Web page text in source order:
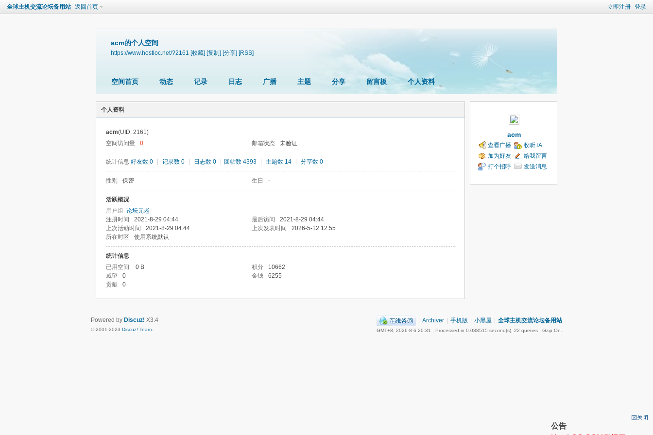
立即注册 登录
全球主机交流论坛备用站 返回首页
acm的个人空间
https://www.hostloc.net/?2161 [收藏] [复制] [分享] [RSS]
空间首页 动态 记录 日志 广播 主题 分享 留言板 个人资料
个人资料
acm(UID: 2161)
空间访问量
0 邮箱状态 未验证
统计信息 好友数 0 记录数 0 日志数 0 回帖数 4393 主题数 14 分享数 0
性别 保密 生日 -
活跃概况
用户组 论坛元老
注册时间
2021-8-29 04:44 最后访问
2021-8-29 04:44
上次活动时间
2021-8-29 04:44 上次发表时间
2026-5-12 12:55
所在时区
使用系统默认
统计信息
已用空间
0 B 积分
10662
威望
0 金钱
6255
贡献
0
acm
查看广播
收听TA
加为好友
给我留言
打个招呼
发送消息
公告
| Archiver | 手机版 | 小黑屋 | 全球主机交流论坛备用站
GMT+8, 2026-8-6 20:31 , Processed in 0.038515 second(s), 22 queries , Gzip On.
Powered by Discuz! X3.4
© 2001-2023 Discuz! Team